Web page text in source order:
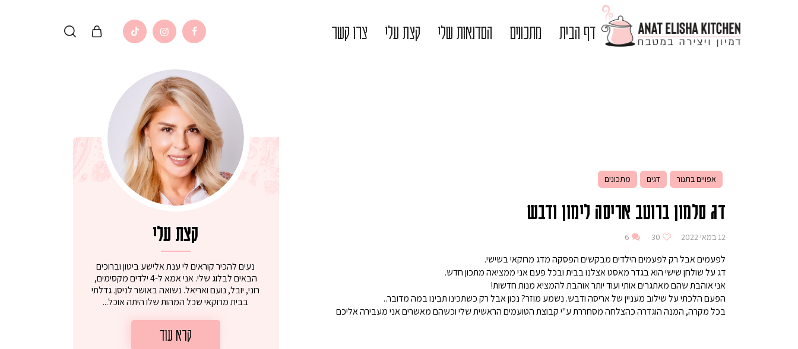
דף הבית מתכונים הסדנאות שלי קצת עלי צרו קשר
אפויים בתנור דגים מתכונים
דג סלמון ברוטב אריסה לימון ודבש
12 במאי 2022 30
6
לפעמים אבל רק לפעמים הילדים מבקשים הפסקה מדג מרוקאי בשישי.
דג על שולחן שישי הוא בגדר מאסט אצלנו בבית ובכל פעם אני ממציאה מתכון חדש.
אני אוהבת שהם מאתגרים אותי ועוד יותר אוהבת להמציא מנות חדשות!
הפעם הלכתי על שילוב מעניין של אריסה ודבש. נשמע מוזר? נכון אבל רק כשתכינו תבינו במה מדובר..
בכל מקרה, המנה הוגדרה כהצלחה מסחררת ע"י קבוצת הטועמים הראשית שלי וכשהם מאשרים אני מעבירה אליכם
קצת עלי
נעים להכיר קוראים לי ענת אלישע ביטון וברוכים
הבאים לבלוג שלי. אני אמא ל-4 ילדים מקסימים,
רוני, יובל, נועם ואריאל. נשואה באושר לניסן. גדלתי
בבית מרוקאי שכל המהות שלו היתה אוכל...
קרא עוד